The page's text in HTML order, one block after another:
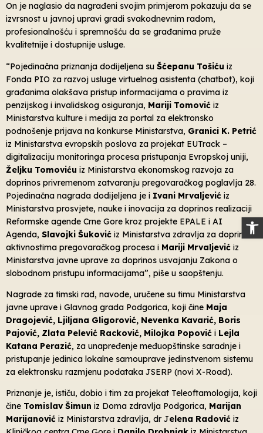
On je naglasio da nagrađeni svojim primjerom pokazuju da se
izvrsnost u javnoj upravi gradi svakodnevnim radom,
profesionalnošću i spremnošću da se građanima pruže
kvalitetnije i dostupnije usluge.
“Pojedinačna priznanja dodijeljena su Šćepanu Tošiću iz
Fonda PIO za razvoj usluge virtuelnog asistenta (chatbot), koji
građanima olakšava pristup informacijama o pravima iz
penzijskog i invalidskog osiguranja, Mariji Tomović iz
Ministarstva kulture i medija za portal za elektronsko
podnošenje prijava na konkurse Ministarstva, Granici K. Petrić
iz Ministarstva evropskih poslova za projekat EUTrack –
digitalizaciju monitoringa procesa pristupanja Evropskoj uniji,
Željku Tomoviću iz Ministarstva ekonomskog razvoja za
doprinos privremenom zatvaranju pregovaračkog poglavlja 28.
Pojedinačna nagrada dodijeljena je i Ivani Mrvaljević iz
Ministarstva prosvjete, nauke i inovacija za doprinos realizaciji
Reformske agende Crne Gore kroz projekte EPALE i AI
Agenda, Slavojki Šuković iz Ministarstva zdravlja za doprinos
aktivnostima pregovaračkog procesa i Mariji Mrvaljević iz
Ministarstva javne uprave za doprinos usvajanju Zakona o
slobodnom pristupu informacijama”, piše u saopštenju.
Nagrade za timski rad, navode, uručene su timu Ministarstva
javne uprave i Glavnog grada Podgorica, koji čine Maja
Dragojević, Ljiljana Gligorović, Nevenka Kavarić, Boris
Pajović, Zlata Pelević Racković, Milojka Popović i Lejla
Katana Perazić, za unapređenje međuopštinske saradnje i
pristupanje jedinica lokalne samouprave jedinstvenom sistemu
za elektronsku razmjenu podataka JSERP (novi X-Road).
Priznanje je, ističu, dobio i tim za projekat Teleoftamologija, koji
čine Tomislav Šimun iz Doma zdravlja Podgorica, Marijan
Marijanović iz Ministarstva zdravlja, dr Jelena Radović iz